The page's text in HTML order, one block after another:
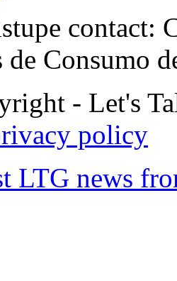
contact:
Consumo
- Let's
policy
LTG news